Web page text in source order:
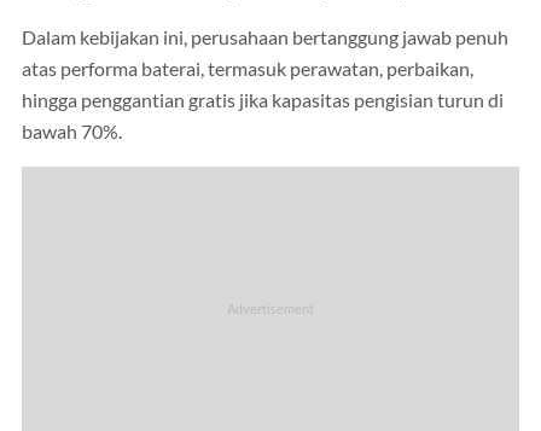
Dalam kebijakan ini, perusahaan bertanggung jawab penuh
atas performa baterai, termasuk perawatan, perbaikan,
hingga penggantian gratis jika kapasitas pengisian turun di
bawah 70%.